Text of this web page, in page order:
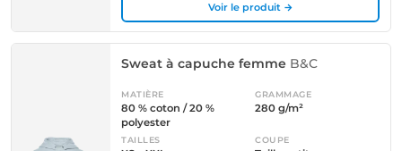
Voir le produit →
Sweat à capuche femme B&C
MATIÈRE
80 % coton / 20 %
polyester
GRAMMAGE
280 g/m²
TAILLES COUPE